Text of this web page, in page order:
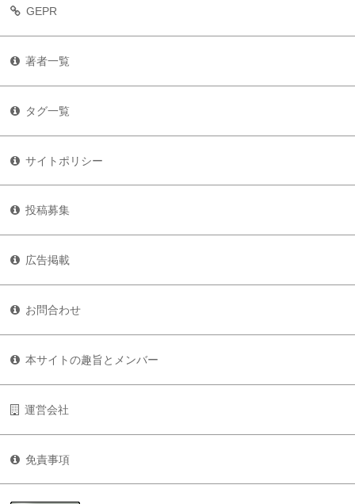
GEPR
著者一覧
タグ一覧
サイトポリシー
投稿募集
広告掲載
お問合わせ
本サイトの趣旨とメンバー
運営会社
免責事項